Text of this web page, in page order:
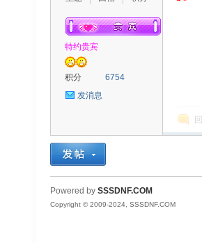
特约贵宾
积分
6754
发消息
Powered by SSSDNF.COM
Copyright © 2009-2024, SSSDNF.COM